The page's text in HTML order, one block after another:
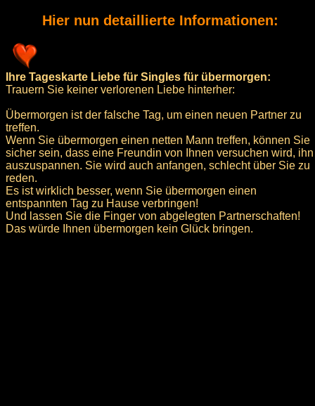
Hier nun detaillierte Informationen:
Ihre Tageskarte Liebe für Singles für übermorgen:
Trauern Sie keiner verlorenen Liebe hinterher:
Übermorgen ist der falsche Tag, um einen neuen Partner zu
treffen.
Wenn Sie übermorgen einen netten Mann treffen, können Sie
sicher sein, dass eine Freundin von Ihnen versuchen wird, ihn
auszuspannen. Sie wird auch anfangen, schlecht über Sie zu
reden.
Es ist wirklich besser, wenn Sie übermorgen einen
entspannten Tag zu Hause verbringen!
Und lassen Sie die Finger von abgelegten Partnerschaften!
Das würde Ihnen übermorgen kein Glück bringen.